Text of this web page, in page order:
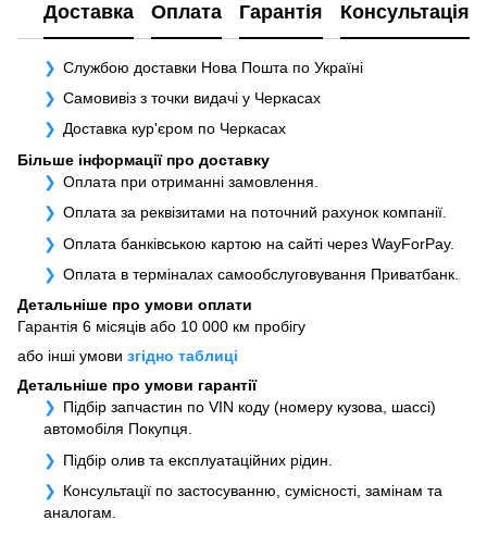
Доставка Оплата Гарантія Консультація
Службою доставки Нова Пошта по Україні
Самовивіз з точки видачі у Черкасах
Доставка кур'єром по Черкасах
Більше інформації про доставку
Оплата при отриманні замовлення.
Оплата за реквізитами на поточний рахунок компанії.
Оплата банківською картою на сайті через WayForPay.
Оплата в терміналах самообслуговування Приватбанк.
Детальніше про умови оплати
Гарантія 6 місяців або 10 000 км пробігу
або інші умови згідно таблиці
Детальніше про умови гарантії
Підбір запчастин по VIN коду (номеру кузова, шассі)
автомобіля Покупця.
Підбір олив та експлуатаційних рідин.
Консультації по застосуванню, сумісності, замінам та
аналогам.